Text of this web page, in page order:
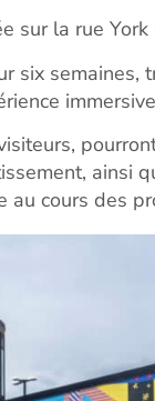
sur la rue
six
ainsi
cours des